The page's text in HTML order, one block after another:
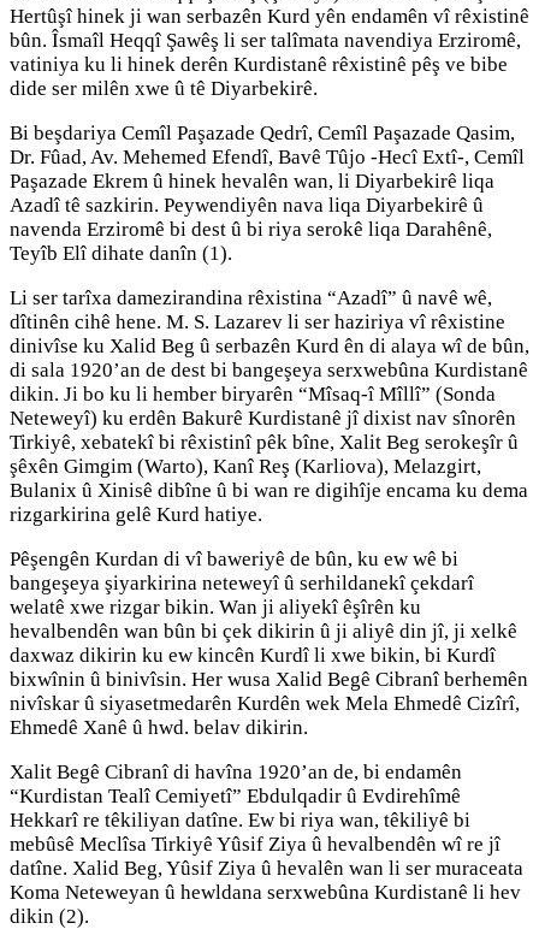
Hertûşî hinek ji wan serbazên Kurd yên endamên vî rêxistinê
bûn. Îsmaîl Heqqî Şawêş li ser talîmata navendiya Erziromê,
vatiniya ku li hinek derên Kurdistanê rêxistinê pêş ve bibe
dide ser milên xwe û tê Diyarbekirê.
Bi beşdariya Cemîl Paşazade Qedrî, Cemîl Paşazade Qasim,
Dr. Fûad, Av. Mehemed Efendî, Bavê Tûjo -Hecî Extî-, Cemîl
Paşazade Ekrem û hinek hevalên wan, li Diyarbekirê liqa
Azadî tê sazkirin. Peywendiyên nava liqa Diyarbekirê û
navenda Erziromê bi dest û bi riya serokê liqa Darahênê,
Teyîb Elî dihate danîn (1).
Li ser tarîxa damezirandina rêxistina “Azadî” û navê wê,
dîtinên cihê hene. M. S. Lazarev li ser haziriya vî rêxistine
dinivîse ku Xalid Beg û serbazên Kurd ên di alaya wî de bûn,
di sala 1920’an de dest bi bangeşeya serxwebûna Kurdistanê
dikin. Ji bo ku li hember biryarên “Mîsaq-î Mîllî” (Sonda
Neteweyî) ku erdên Bakurê Kurdistanê jî dixist nav sînorên
Tirkiyê, xebatekî bi rêxistinî pêk bîne, Xalit Beg serokeşîr û
şêxên Gimgim (Warto), Kanî Reş (Karliova), Melazgirt,
Bulanix û Xinisê dibîne û bi wan re digihîje encama ku dema
rizgarkirina gelê Kurd hatiye.
Pêşengên Kurdan di vî baweriyê de bûn, ku ew wê bi
bangeşeya şiyarkirina neteweyî û serhildanekî çekdarî
welatê xwe rizgar bikin. Wan ji aliyekî êşîrên ku
hevalbendên wan bûn bi çek dikirin û ji aliyê din jî, ji xelkê
daxwaz dikirin ku ew kincên Kurdî li xwe bikin, bi Kurdî
bixwînin û binivîsin. Her wusa Xalid Begê Cibranî berhemên
nivîskar û siyasetmedarên Kurdên wek Mela Ehmedê Cizîrî,
Ehmedê Xanê û hwd. belav dikirin.
Xalit Begê Cibranî di havîna 1920’an de, bi endamên
“Kurdistan Tealî Cemiyetî” Ebdulqadir û Evdirehîmê
Hekkarî re têkiliyan datîne. Ew bi riya wan, têkiliyê bi
mebûsê Meclîsa Tirkiyê Yûsif Ziya û hevalbendên wî re jî
datîne. Xalid Beg, Yûsif Ziya û hevalên wan li ser muraceata
Koma Neteweyan û hewldana serxwebûna Kurdistanê li hev
dikin (2).